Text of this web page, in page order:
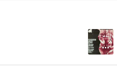
--